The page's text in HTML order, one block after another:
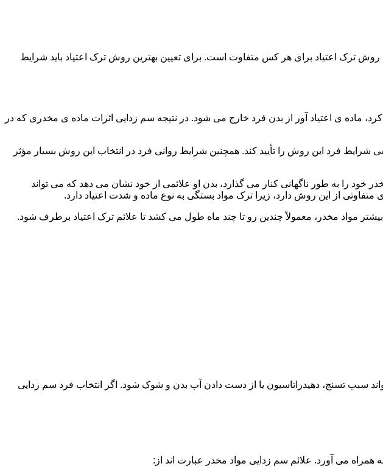
ترک اعتیاد برای هر کس متفاوت است. برای تعیین بهترین روش ترک اعتیاد باید شرایط
ماده ی اعتیاد آور از بدن فرد خارج می شود. در نتیجه سم زدایی اثرات ماده ی مخدری که در
شرایط فرد این روش را تأیید کند. همچنین شرایط روانی فرد در انتخاب این روش بسیار مؤثر
را به طور ناگهانی کنار می گذارد، بدن او علائمی از خود نشان می دهد که می تواند
از این روش دارد، زیرا ترک مواد بستگی به نوع ماده و شدت اعتیاد دارد.
مواد مخدر، معمولاً چندین رو تا چند ماه طول می کشد تا علائم ترک اعتیاد برطرف شود.
تسنج، دهیدراتاسیون یا از دست دادن آب بدن و شوک شود. اگر انتخاب فرد سم زدایی
می آورد. علائم سم زدایی مواد مخدر عبارت اند از: